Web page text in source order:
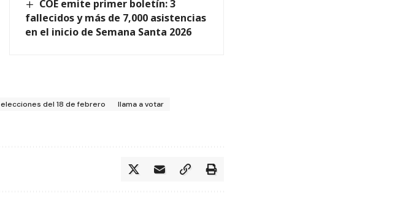
COE emite primer boletín: 3
fallecidos y más de 7,000 asistencias
en el inicio de Semana Santa 2026
elecciones del 18 de febrero
llama a votar